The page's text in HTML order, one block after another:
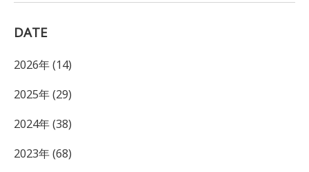
DATE
2026年 (14)
2025年 (29)
2024年 (38)
2023年 (68)